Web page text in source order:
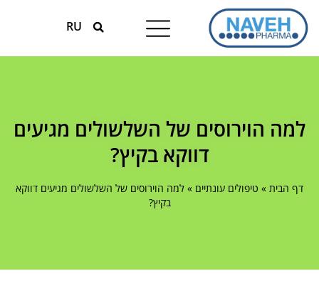
RU
למה הוירוסים של השלשולים מגיעים
דווקא בקיץ?
דף הבית » טיפולים עונתיים » למה הוירוסים של השלשולים מגיעים דווקא
בקיץ?